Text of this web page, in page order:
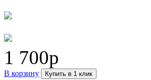
1 700р
В корзину Купить в 1 клик